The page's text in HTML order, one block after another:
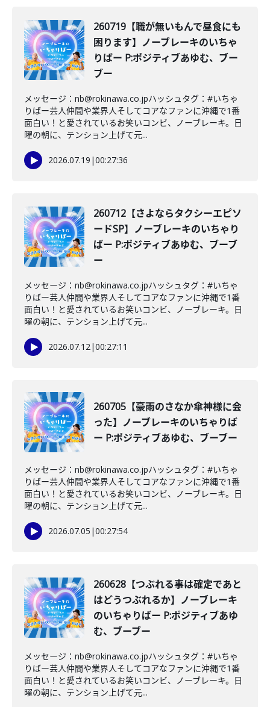
260719【職が無いもんで昼食にも
困ります】ノーブレーキのいちゃ
りばー P:ポジティブあゆむ、ブー
ブー
メッセージ：nb@rokinawa.co.jpハッシュタグ：#いちゃ
りばー芸人仲間や業界人そしてコアなファンに沖縄で1番
面白い！と愛されているお笑いコンビ、ノーブレーキ。日
曜の朝に、テンション上げて元...
2026.07.19 |00:27:36
260712【さよならタクシーエピソ
ードSP】ノーブレーキのいちゃり
ばー P:ポジティブあゆむ、ブーブ
ー
メッセージ：nb@rokinawa.co.jpハッシュタグ：#いちゃ
りばー芸人仲間や業界人そしてコアなファンに沖縄で1番
面白い！と愛されているお笑いコンビ、ノーブレーキ。日
曜の朝に、テンション上げて元...
2026.07.12|00:27:11
260705【豪雨のさなか傘神様に会
った】ノーブレーキのいちゃりば
ー P:ポジティブあゆむ、ブーブー
メッセージ：nb@rokinawa.co.jpハッシュタグ：#いちゃ
りばー芸人仲間や業界人そしてコアなファンに沖縄で1番
面白い！と愛されているお笑いコンビ、ノーブレーキ。日
曜の朝に、テンション上げて元...
2026.07.05 |00:27:54
260628【つぶれる事は確定であと
はどうつぶれるか】ノーブレーキ
のいちゃりばー P:ポジティブあゆ
む、ブーブー
メッセージ：nb@rokinawa.co.jpハッシュタグ：#いちゃ
りばー芸人仲間や業界人そしてコアなファンに沖縄で1番
面白い！と愛されているお笑いコンビ、ノーブレーキ。日
曜の朝に、テンション上げて元...